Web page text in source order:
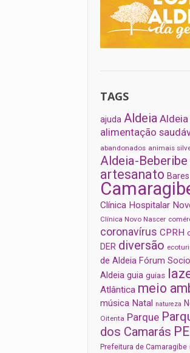
TAGS
ajuda Aldeia
alimentação
abandonados animais
Aldeia-Beberibe
artesanato Bares
Clínica Hospitalar
Clínica Novo Nascer
coronavírus CPRH
DER diversão
de Aldeia Fórum
Aldeia guia guias
Atlântica meio
música Natal natureza
Oitenta Parque
dos Camarás
Prefeitura de Camaragibe